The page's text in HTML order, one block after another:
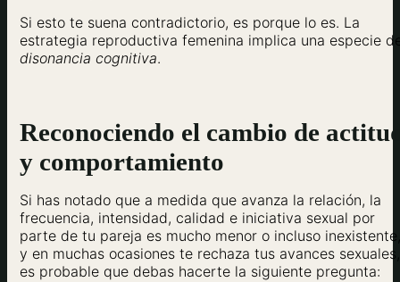
Si esto te suena contradictorio, es porque lo es. La
estrategia reproductiva femenina implica una especie
disonancia cognitiva.
Reconociendo el cambio de
y comportamiento
Si has notado que a medida que avanza la relación, la
frecuencia, intensidad, calidad e iniciativa sexual por
parte de tu pareja es mucho menor o incluso inexistente,
y en muchas ocasiones te rechaza tus avances sexuales,
es probable que debas hacerte la siguiente pregunta: